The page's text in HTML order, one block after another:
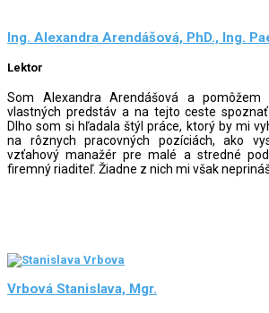
Ing. Alexandra Arendášová, PhD., Ing.
Lektor
Som Alexandra Arendášová a
vlastných predstáv a na tejto ceste
Dlho som si hľadala štýl práce, ktorý by mi
na rôznych pracovných pozíciách, ako
vzťahový manažér pre malé a stredné
firemný riaditeľ. Žiadne z nich mi však
Vrbová Stanislava, Mgr.